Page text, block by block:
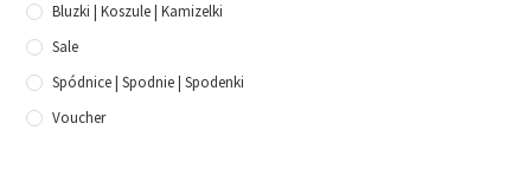
Bluzki | Koszule | Kamizelki
Sale
Spódnice | Spodnie | Spodenki
Voucher